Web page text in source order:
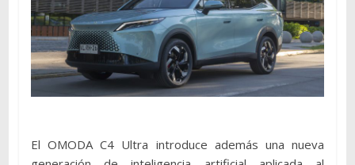
El OMODA C4 Ultra introduce además una nueva